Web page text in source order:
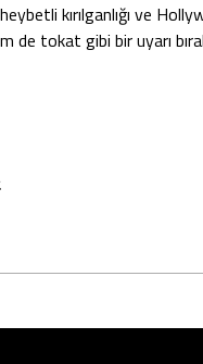
kırılganlığı ve
de tokat gibi bir uyarı